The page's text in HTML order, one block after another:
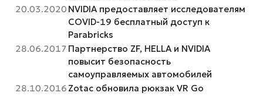
20.03.2020 NVIDIA предоставляет исследователям
COVID-19 бесплатный доступ к
Parabricks
28.06.2017 Партнерство ZF, HELLA и NVIDIA
повысит безопасность
самоуправляемых автомобилей
28.10.2016 Zotac обновила рюкзак VR Go